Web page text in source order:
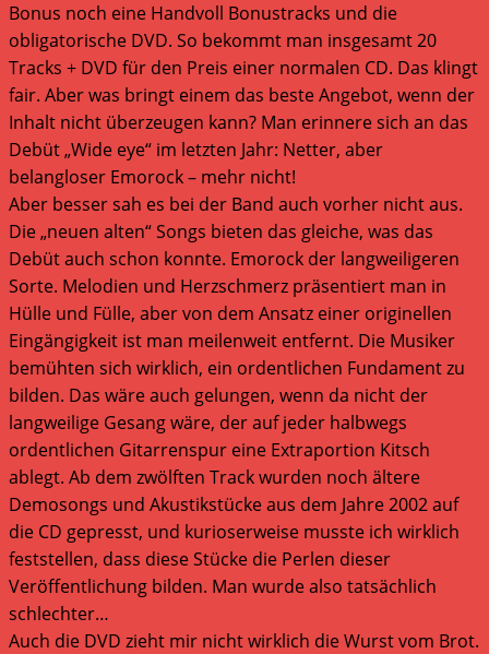
Bonus noch eine Handvoll Bonustracks und die
obligatorische DVD. So bekommt man insgesamt 20
Tracks + DVD für den Preis einer normalen CD. Das klingt
fair. Aber was bringt einem das beste Angebot, wenn der
Inhalt nicht überzeugen kann? Man erinnere sich an das
Debüt „Wide eye“ im letzten Jahr: Netter, aber
belangloser Emorock – mehr nicht!
Aber besser sah es bei der Band auch vorher nicht aus.
Die „neuen alten“ Songs bieten das gleiche, was das
Debüt auch schon konnte. Emorock der langweiligeren
Sorte. Melodien und Herzschmerz präsentiert man in
Hülle und Fülle, aber von dem Ansatz einer originellen
Eingängigkeit ist man meilenweit entfernt. Die Musiker
bemühten sich wirklich, ein ordentlichen Fundament zu
bilden. Das wäre auch gelungen, wenn da nicht der
langweilige Gesang wäre, der auf jeder halbwegs
ordentlichen Gitarrenspur eine Extraportion Kitsch
ablegt. Ab dem zwölften Track wurden noch ältere
Demosongs und Akustikstücke aus dem Jahre 2002 auf
die CD gepresst, und kurioserweise musste ich wirklich
feststellen, dass diese Stücke die Perlen dieser
Veröffentlichung bilden. Man wurde also tatsächlich
schlechter…
Auch die DVD zieht mir nicht wirklich die Wurst vom Brot.